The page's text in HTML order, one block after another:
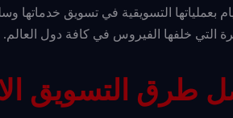
بعملياتها التسويقية في تسويق
التي خلفها الفيروس في كافة دول العالم.
التسويق